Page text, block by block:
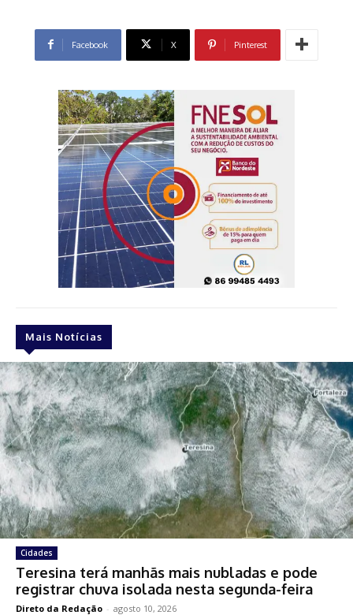
Facebook X Pinterest
Mais Notícias
Cidades
Teresina terá manhãs mais nubladas e pode
registrar chuva isolada nesta segunda-feira
Direto da Redação - agosto 10, 2026